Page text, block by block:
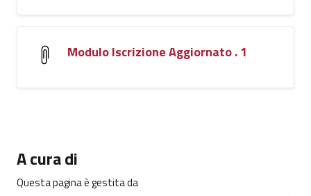
Modulo Iscrizione Aggiornato . 1
A cura di
Questa pagina è gestita da